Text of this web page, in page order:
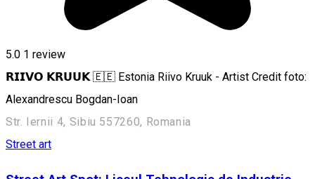
5.0 1 review
𝗥𝗜𝗜𝗩𝗢 𝗞𝗥𝗨𝗨𝗞 🇪🇪 Estonia Riivo Kruuk - Artist Credit foto:
Alexandrescu Bogdan-Ioan
Str. Iernii 4, Sibiu 557260, Romania
Street art